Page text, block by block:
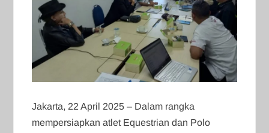
‎Jakarta, 22 April 2025 – Dalam rangka
mempersiapkan atlet Equestrian dan Polo